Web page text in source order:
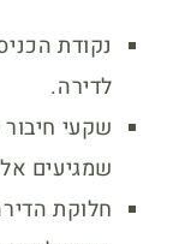
נקודת
לדירה.
שקעי
שמגיעים
חלוקת